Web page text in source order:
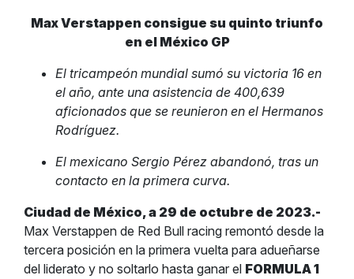
Max Verstappen consigue su quinto triunfo
en el México GP
El tricampeón mundial sumó su victoria 16 en
el año, ante una asistencia de 400,639
aficionados que se reunieron en el Hermanos
Rodríguez.
El mexicano Sergio Pérez abandonó, tras un
contacto en la primera curva.
Ciudad de México, a 29 de octubre de 2023.-
Max Verstappen de Red Bull racing remontó desde la
tercera posición en la primera vuelta para adueñarse
del liderato y no soltarlo hasta ganar el FORMULA 1